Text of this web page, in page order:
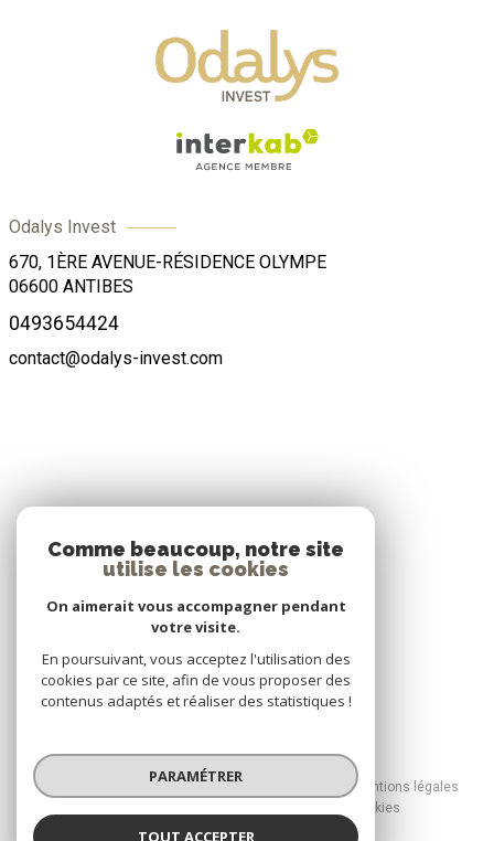
Odalys Invest
670, 1ÈRE AVENUE-RÉSIDENCE OLYMPE
06600 ANTIBES
0493654424
contact@odalys-invest.com
Nous adhérons
© 2026 | Tous droits réservés
Mentions légales
Cookies
Comme beaucoup, notre site
utilise les cookies
On aimerait vous accompagner pendant
votre visite.
En poursuivant, vous acceptez l'utilisation des
cookies par ce site, afin de vous proposer des
contenus adaptés et réaliser des statistiques !
PARAMÉTRER
TOUT ACCEPTER